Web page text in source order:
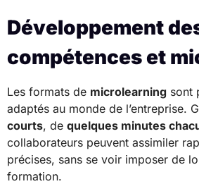
Développement
compétences et
Les formats de microlearning sont
adaptés au monde de l’entreprise.
courts, de quelques minutes
collaborateurs peuvent assimiler
précises, sans se voir imposer de
formation.